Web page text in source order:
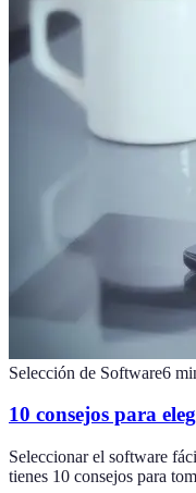
Selección de Software6
10 consejos para
Seleccionar el software
tienes 10 consejos para